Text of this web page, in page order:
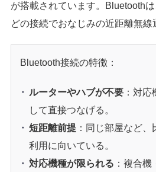
が搭載されています。Bluetooth
どの接続でおなじみの近距離無線
Bluetooth接続の特徴：
ルーターやハブが不要：対応
して直接つなげる。
短距離前提：同じ部屋など、
利用に向いている。
対応機種が限られる ：複合